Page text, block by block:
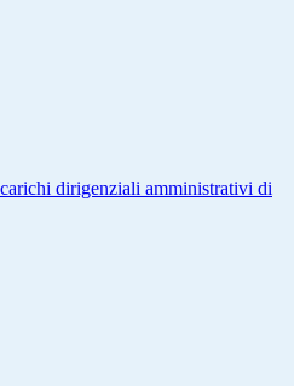
dirigenziali amministrativi di